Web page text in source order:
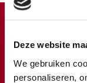
Deze website
We gebruiken
personaliseren,
Meer weten over
Klik hier